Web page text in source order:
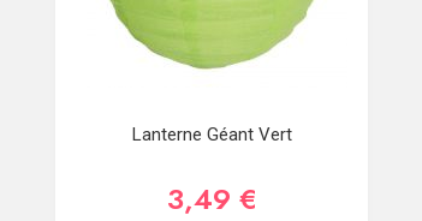
Lanterne Géant Vert
3,49 €